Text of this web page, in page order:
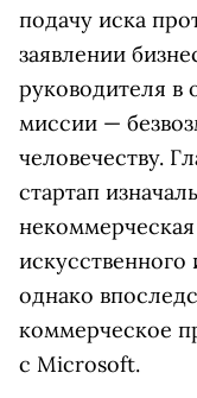
подачу иска
заявлении
руководителя в
миссии —
человечеству.
стартап
некоммерческая
однако
коммерческое
с Microsoft.